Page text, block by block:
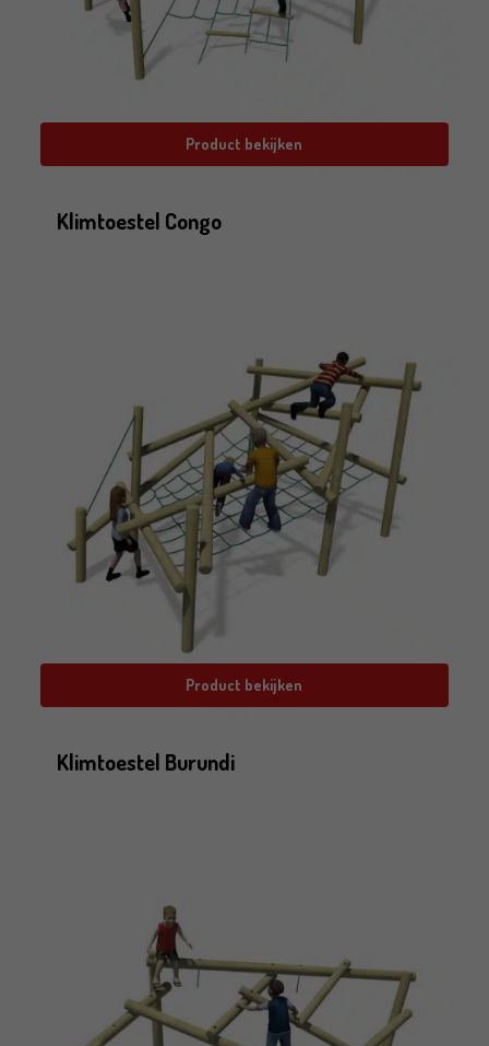
Product bekijken
Klimtoestel Congo
Product bekijken
Klimtoestel Burundi